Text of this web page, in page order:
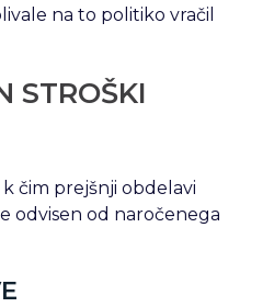
na to politiko vračil
STROŠKI
čim prejšnji obdelavi
odvisen od naročenega